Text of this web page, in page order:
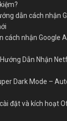
dẫn cách nhận
cách nhận Google
Hướng Dẫn Nhận
Dark Mode –
đặt và kích hoạt